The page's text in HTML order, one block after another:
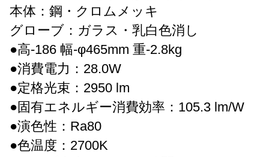
本体：鋼・クロムメッキ
グローブ：ガラス・乳白色消し
●高-186 幅-φ465mm 重-2.8kg
●消費電力：28.0W
●定格光束：2950 lm
●固有エネルギー消費効率：105.3 lm/W
●演色性：Ra80
●色温度：2700K